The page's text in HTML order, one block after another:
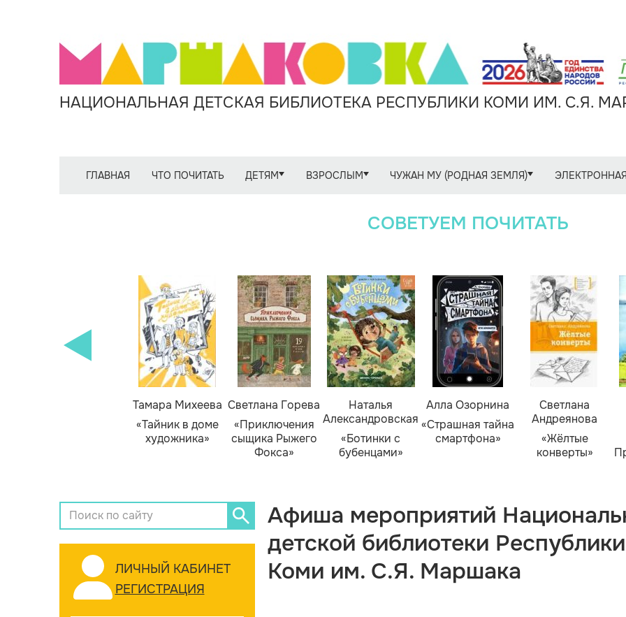
НАЦИОНАЛЬНАЯ ДЕТСКАЯ БИБЛИОТЕКА РЕСПУБЛИКИ КОМИ ИМ. С.Я.
ГЛАВНАЯ ЧТО ПОЧИТАТЬ ДЕТЯМ ВЗРОСЛЫМ ЧУЖАН МУ (РОДНАЯ ЗЕМЛЯ)
СОВЕТУЕМ ПОЧИТАТЬ
Тамара Михеева
«Тайник в доме
художника»
Светлана Горева
«Приключения
сыщика Рыжего
Фокса»
Наталья
Александровская
«Ботинки с
бубенцами»
Алла Озорнина
«Страшная тайна
смартфона»
Светлана
Андреянова
«Жёлтые
конверты»
ЛИЧНЫЙ КАБИНЕТ
РЕГИСТРАЦИЯ
Афиша мероприятий
детской библиотеки Республики
Коми им. С.Я. Маршака